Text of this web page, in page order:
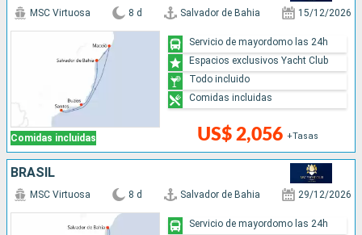
Comidas incluidas
MSC Virtuosa 8 d Salvador de Bahia 15/12/2026
US$ 2,056 +Tasas
Servicio de mayordomo las 24h
Espacios exclusivos Yacht Club
Todo incluido
Comidas incluidas
BRASIL
MSC Virtuosa 8 d Salvador de Bahia 29/12/2026
Servicio de mayordomo las 24h